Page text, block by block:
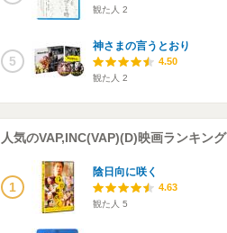
観た人 2
5
神さまの言うとおり
4.50
観た人 2
人気のVAP,INC(VAP)(D)映画ランキング
1
陰日向に咲く
4.63
観た人 5